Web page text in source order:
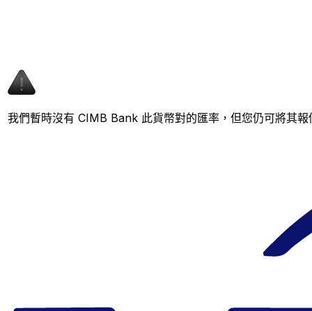
我們暫時沒有 CIMB Bank 此貨幣對的匯率，但您仍可將其